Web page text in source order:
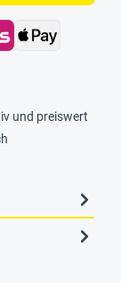
und preiswert